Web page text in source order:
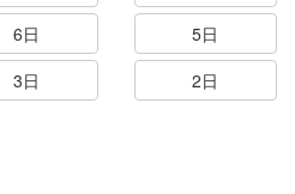
6日
5日
3日
2日